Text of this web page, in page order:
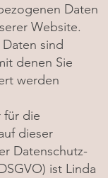
Daten
Website.
sind
denen Sie
werden
für die
dieser
Datenschutz-
ist Linda